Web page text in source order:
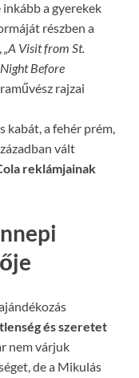
a gyerekek
részben a
„A Visit from St.
Night Before
rajzai
kabát, a fehér prém,
vált
reklámjainak
és szeretet
nem várjuk
de a Mikulás